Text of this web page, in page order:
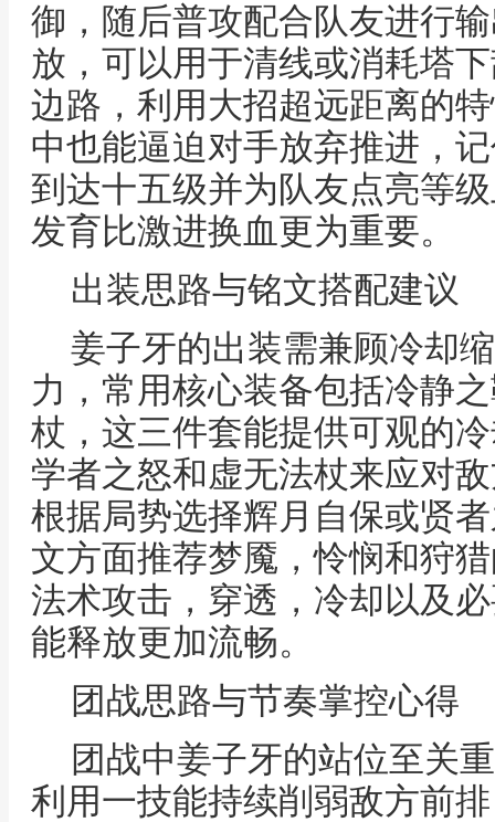
御，随后普攻配合队友进行
放，可以用于清线或消耗塔
边路，利用大招超远距离的
中也能逼迫对手放弃推进，
到达十五级并为队友点亮等
发育比激进换血更为重要。
出装思路与铭文搭配建议
姜子牙的出装需兼顾冷却
力，常用核心装备包括冷静
杖，这三件套能提供可观的
学者之怒和虚无法杖来应对
根据局势选择辉月自保或贤
文方面推荐梦魇，怜悯和狩
法术攻击，穿透，冷却以及
能释放更加流畅。
团战思路与节奏掌控心得
团战中姜子牙的站位至关
利用一技能持续削弱敌方前